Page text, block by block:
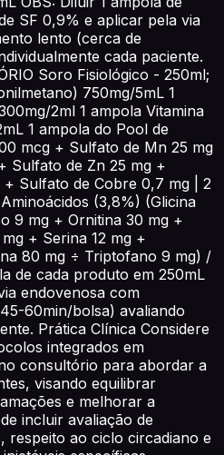
SF 0,9% e aplicar pela via
lento (cerca de
cada paciente.
Soro Fisiológico - 250ml;
750mg/5mL 1
2ml 1 ampola Vitamina
1 ampola do Pool de
mcg + Sulfato de Mn 25 mg
Sulfato de Zn 25 mg +
+ Sulfato de Cobre 0,7 mg | 2
(3,8%) (Glicina
9 mg + Ornitina 30 mg +
+ Serina 12 mg +
80 mg ÷ Triptofano 9 mg) /
de cada produto em 250mL
endovenosa com
60min/bolsa) avaliando
Prática Clínica Considere
integrados em
consultório para abordar a
visando equilibrar
e melhorar a
incluir avaliação de
respeito ao ciclo circadiano e